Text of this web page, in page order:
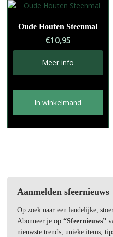
Oude Houten Steenmal
€10,95
Meer info
In winkelmand
Aanmelden sfeernieuws
Op zoek naar een landelijke,
Abonneer je op “Sfeernieuws”
nieuwste trends, unieke items,